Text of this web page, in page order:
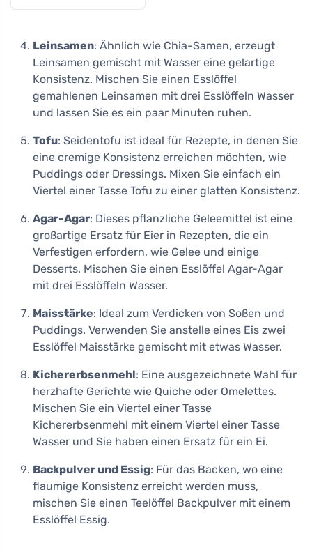
Leinsamen: Ähnlich wie Chia-Samen, erzeugt
Leinsamen gemischt mit Wasser eine gelartige
Konsistenz. Mischen Sie einen Esslöffel
gemahlenen Leinsamen mit drei Esslöffeln Wasser
und lassen Sie es ein paar Minuten ruhen.
Tofu: Seidentofu ist ideal für Rezepte, in denen Sie
eine cremige Konsistenz erreichen möchten, wie
Puddings oder Dressings. Mixen Sie einfach ein
Viertel einer Tasse Tofu zu einer glatten Konsistenz.
Agar-Agar: Dieses pflanzliche Geleemittel ist eine
großartige Ersatz für Eier in Rezepten, die ein
Verfestigen erfordern, wie Gelee und einige
Desserts. Mischen Sie einen Esslöffel Agar-Agar
mit drei Esslöffeln Wasser.
Maisstärke: Ideal zum Verdicken von Soßen und
Puddings. Verwenden Sie anstelle eines Eis zwei
Esslöffel Maisstärke gemischt mit etwas Wasser.
Kichererbsenmehl: Eine ausgezeichnete Wahl für
herzhafte Gerichte wie Quiche oder Omelettes.
Mischen Sie ein Viertel einer Tasse
Kichererbsenmehl mit einem Viertel einer Tasse
Wasser und Sie haben einen Ersatz für ein Ei.
Backpulver und Essig: Für das Backen, wo eine
flaumige Konsistenz erreicht werden muss,
mischen Sie einen Teelöffel Backpulver mit einem
Esslöffel Essig.